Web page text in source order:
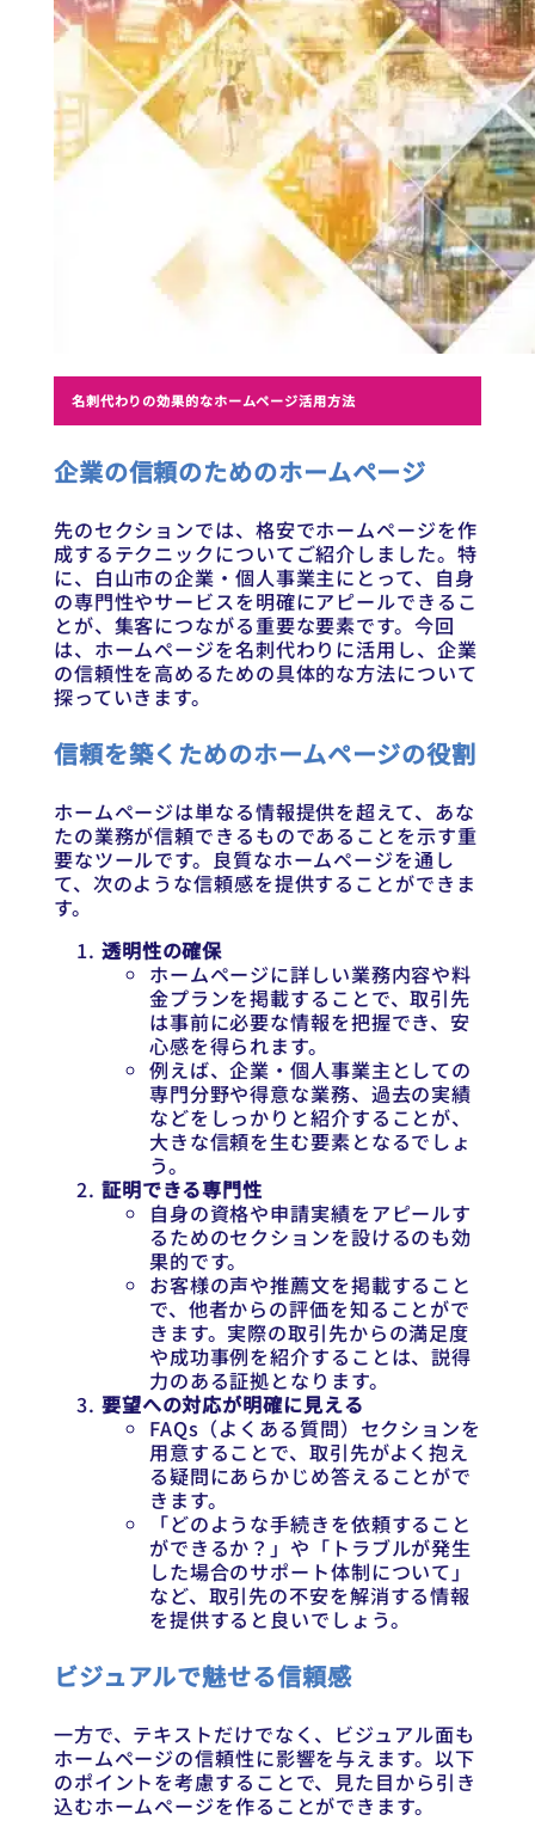
名刺代わりの効果的なホームページ活用方法
企業の信頼のためのホームページ
先のセクションでは、格安でホームページを作
成するテクニックについてご紹介しました。特
に、白山市の企業・個人事業主にとって、自身
の専門性やサービスを明確にアピールできるこ
とが、集客につながる重要な要素です。今回
は、ホームページを名刺代わりに活用し、企業
の信頼性を高めるための具体的な方法について
探っていきます。
信頼を築くためのホームページの役割
ホームページは単なる情報提供を超えて、あな
たの業務が信頼できるものであることを示す重
要なツールです。良質なホームページを通し
て、次のような信頼感を提供することができま
す。
透明性の確保
ホームページに詳しい業務内容や料
金プランを掲載することで、取引先
は事前に必要な情報を把握でき、安
心感を得られます。
例えば、企業・個人事業主としての
専門分野や得意な業務、過去の実績
などをしっかりと紹介することが、
大きな信頼を生む要素となるでしょ
う。
証明できる専門性
自身の資格や申請実績をアピールす
るためのセクションを設けるのも効
果的です。
お客様の声や推薦文を掲載すること
で、他者からの評価を知ることがで
きます。実際の取引先からの満足度
や成功事例を紹介することは、説得
力のある証拠となります。
要望への対応が明確に見える
FAQs（よくある質問）セクションを
用意することで、取引先がよく抱え
る疑問にあらかじめ答えることがで
きます。
「どのような手続きを依頼すること
ができるか？」や「トラブルが発生
した場合のサポート体制について」
など、取引先の不安を解消する情報
を提供すると良いでしょう。
ビジュアルで魅せる信頼感
一方で、テキストだけでなく、ビジュアル面も
ホームページの信頼性に影響を与えます。以下
のポイントを考慮することで、見た目から引き
込むホームページを作ることができます。